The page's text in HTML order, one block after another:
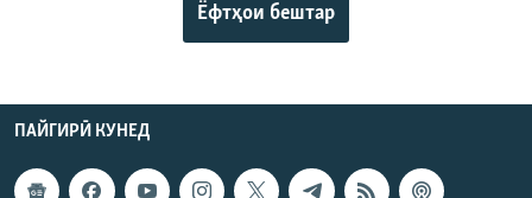
Ёфтҳои бештар
ПАЙГИРӢ КУНЕД